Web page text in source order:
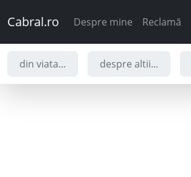
Cabral.ro Despre mine Reclamă
din viata... despre altii...